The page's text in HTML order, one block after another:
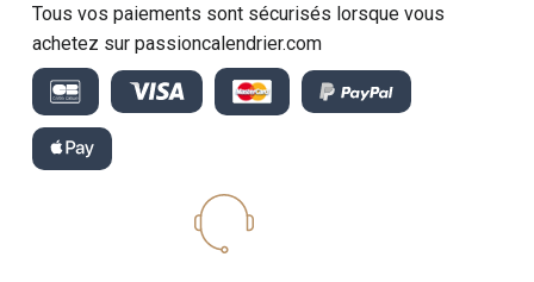
Tous vos paiements sont sécurisés lorsque vous
achetez sur passioncalendrier.com